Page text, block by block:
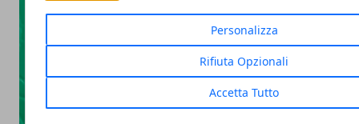
Personalizza
Rifiuta Opzionali
Accetta Tutto